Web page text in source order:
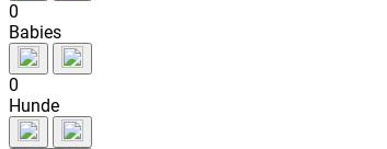
0
Babies
0
Hunde